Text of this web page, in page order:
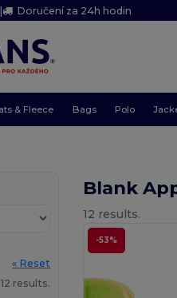
| Doručení za 24h hodin
& Fleece Bags Polo
« Reset
12 results.
Blank
12 results.
-53%